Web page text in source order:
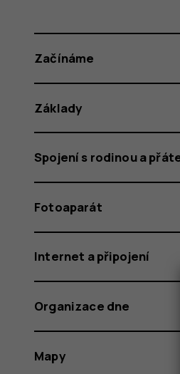
Začínáme
Základy
Spojení s rodinou a
Fotoaparát
Internet a připojení
Organizace dne
Mapy